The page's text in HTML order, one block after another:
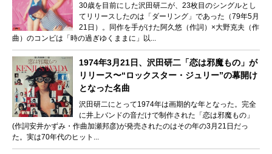
30歳を目前にした沢田研二が、23枚目のシングルとし
てリリースしたのは「ダーリング」であった（79年5月
21日）。同作を手がけた阿久悠（作詞）×大野克夫（作
曲）のコンビは「時の過ぎゆくままに」以...
1974年3月21日、沢田研二「恋は邪魔もの」が
リリース〜“ロックスター・ジュリー”の幕開け
となった名曲
沢田研二にとって1974年は画期的な年となった。完全
に井上バンドの音だけで制作された「恋は邪魔もの」
(作詞安井かずみ・作曲加瀬邦彦)が発売されたのはその年の3月21日だっ
た。実は70年代のヒット...